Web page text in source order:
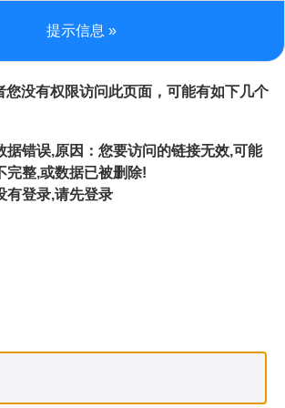
提示信息 »
您没有权限访问此页面，可能有如下几个
据错误,原因：您要访问的链接无效,可能
完整,或数据已被删除!
有登录,请先登录